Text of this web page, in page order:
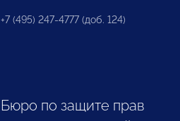
+7 (495) 247-4777 (доб. 124)
Бюро по защите прав